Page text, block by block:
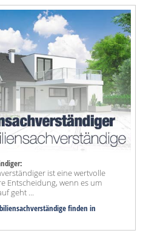
ist eine wertvolle
Entscheidung, wenn es um
geht ...
finden in